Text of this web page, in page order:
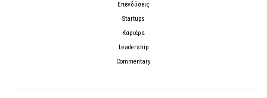
Επενδύσεις
Startups
Καριέρα
Leadership
Commentary